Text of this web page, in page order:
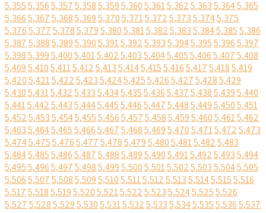
5,3555,3565,3575,3585,3595,3605,3615,3625,3635,3645,365
5,3665,3675,3685,3695,3705,3715,3725,3735,3745,375
5,3765,3775,3785,3795,3805,3815,3825,3835,3845,3855,386
5,3875,3885,3895,3905,3915,3925,3935,3945,3955,3965,397
5,3985,3995,4005,4015,4025,4035,4045,4055,4065,4075,408
5,4095,4105,4115,4125,4135,4145,4155,4165,4175,4185,419
5,4205,4215,4225,4235,4245,4255,4265,4275,4285,429
5,4305,4315,4325,4335,4345,4355,4365,4375,4385,4395,440
5,4415,4425,4435,4445,4455,4465,4475,4485,4495,4505,451
5,4525,4535,4545,4555,4565,4575,4585,4595,4605,4615,462
5,4635,4645,4655,4665,4675,4685,4695,4705,4715,4725,473
5,4745,4755,4765,4775,4785,4795,4805,4815,4825,483
5,4845,4855,4865,4875,4885,4895,4905,4915,4925,4935,494
5,4955,4965,4975,4985,4995,5005,5015,5025,5035,5045,505
5,5065,5075,5085,5095,5105,5115,5125,5135,5145,5155,516
5,5175,5185,5195,5205,5215,5225,5235,5245,5255,526
5,5275,5285,5295,5305,5315,5325,5335,5345,5355,5365,537